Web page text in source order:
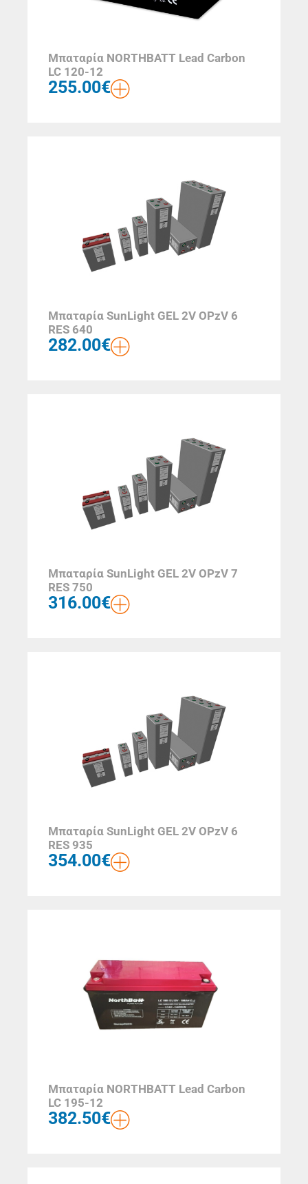
Μπαταρία NORTHBATT Lead Carbon
LC 120-12
255.00€
Μπαταρία SunLight GEL 2V OPzV 6
RES 640
282.00€
Μπαταρία SunLight GEL 2V OPzV 7
RES 750
316.00€
Μπαταρία SunLight GEL 2V OPzV 6
RES 935
354.00€
Μπαταρία NORTHBATT Lead Carbon
LC 195-12
382.50€